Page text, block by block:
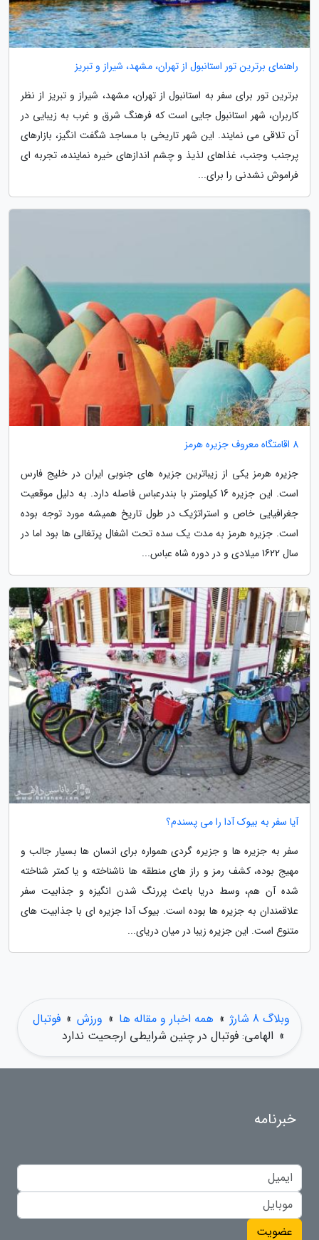
راهنمای برترین تور استانبول از تهران، مشهد، شیراز و تبریز
برترین تور برای سفر به استانبول از تهران، مشهد، شیراز و تبریز از نظر
کاربران، شهر استانبول جایی است که فرهنگ شرق و غرب به زیبایی در
آن تلاقی می نمایند. این شهر تاریخی با مساجد شگفت انگیز، بازارهای
پرجنب وجنب، غذاهای لذیذ و چشم اندازهای خیره نماینده، تجربه ای
فراموش نشدنی را برای...
8 اقامتگاه معروف جزیره هرمز
جزیره هرمز یکی از زیباترین جزیره های جنوبی ایران در خلیج فارس
است. این جزیره 16 کیلومتر با بندرعباس فاصله دارد. به دلیل موقعیت
جغرافیایی خاص و استراتژیک در طول تاریخ همیشه مورد توجه بوده
است. جزیره هرمز به مدت یک سده تحت اشغال پرتغالی ها بود اما در
سال 1622 میلادی و در دوره شاه عباس...
آیا سفر به بیوک آدا را می پسندم؟
سفر به جزیره ها و جزیره گردی همواره برای انسان ها بسیار جالب و
مهیج بوده، کشف رمز و راز های منطقه ها ناشناخته و یا کمتر شناخته
شده آن هم، وسط دریا باعث پررنگ شدن انگیزه و جذابیت سفر
علاقمندان به جزیره ها بوده است. بیوک آدا جزیره ای با جذابیت های
متنوع است. این جزیره زیبا در میان دریای...
وبلاگ 8 شارژ » همه اخبار و مقاله ها » ورزش » فوتبال
» الهامی: فوتبال در چنین شرایطی ارجحیت ندارد
خبرنامه
عضویت